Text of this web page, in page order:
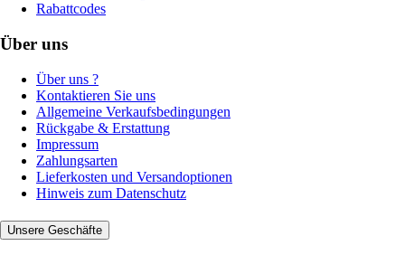
Rabattcodes
Über uns
Über uns ?
Kontaktieren Sie uns
Allgemeine Verkaufsbedingungen
Rückgabe & Erstattung
Impressum
Zahlungsarten
Lieferkosten und Versandoptionen
Hinweis zum Datenschutz
Unsere Geschäfte